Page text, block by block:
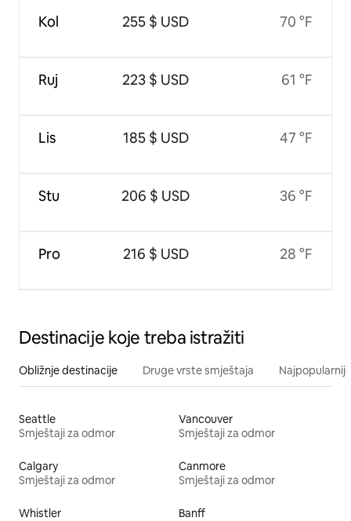
Kol
Ruj
Lis
Stu
Pro
255 $ USD
223 $ USD
185 $ USD
206 $ USD
216 $ USD
70 °F
61 °F
47 °F
36 °F
28 °F
Destinacije koje treba istražiti
Obližnje destinacije Druge vrste smještaja
Seattle
Smještaji za odmor
Vancouver
Smještaji za odmor
Calgary
Smještaji za odmor
Canmore
Smještaji za odmor
Whistler
Banff